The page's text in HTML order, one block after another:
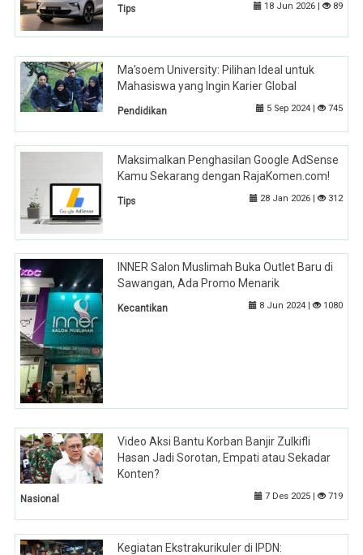
Tips 18 Jun 2026 | 89
Ma'soem University: Pilihan Ideal untuk
Mahasiswa yang Ingin Karier Global
Pendidikan 5 Sep 2024 | 745
Maksimalkan Penghasilan Google AdSense
Kamu Sekarang dengan RajaKomen.com!
Tips 28 Jan 2026 | 312
INNER Salon Muslimah Buka Outlet Baru di
Sawangan, Ada Promo Menarik
Kecantikan 8 Jun 2024 | 1080
Video Aksi Bantu Korban Banjir Zulkifli
Hasan Jadi Sorotan, Empati atau Sekadar
Konten?
Nasional 7 Des 2025 | 719
Kegiatan Ekstrakurikuler di IPDN: